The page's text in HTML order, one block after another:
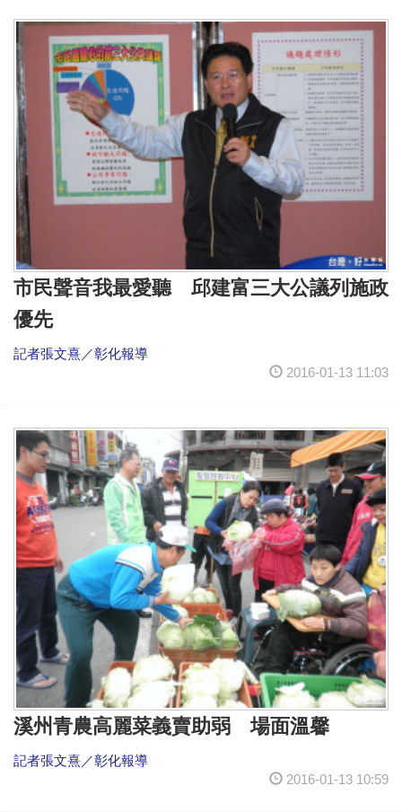
市民聲音我最愛聽 邱建富三大公議列施政
優先
記者張文熹／彰化報導
2016-01-13 11:03
溪州青農高麗菜義賣助弱 場面溫馨
記者張文熹／彰化報導
2016-01-13 10:59